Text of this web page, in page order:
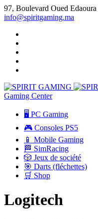
97, Boulevard Oued Edaoura
info@spiritgaming.ma
Gaming Center
🖥️ PC Gaming
🎮 Consoles PS5
📱 Mobile Gaming
🏁 SimRacing
🎲 Jeux de société
🎯 Darts (fléchettes)
🛒 Shop
Logitech